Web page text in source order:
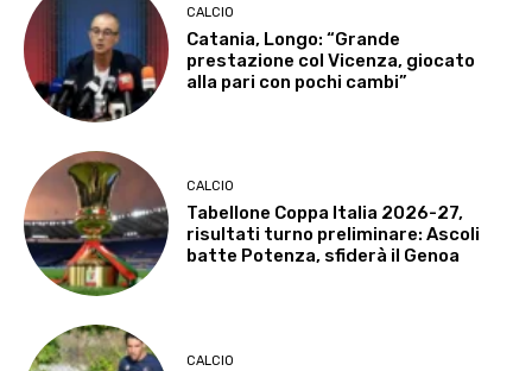
CALCIO
Catania, Longo: “Grande
prestazione col Vicenza, giocato
alla pari con pochi cambi”
CALCIO
Tabellone Coppa Italia 2026-27,
risultati turno preliminare: Ascoli
batte Potenza, sfiderà il Genoa
CALCIO